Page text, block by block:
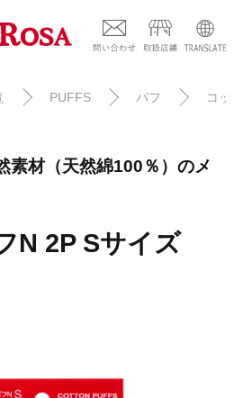
PUFFS パフ コッ
素材（天然綿100％）のメ
N 2P Sサイズ